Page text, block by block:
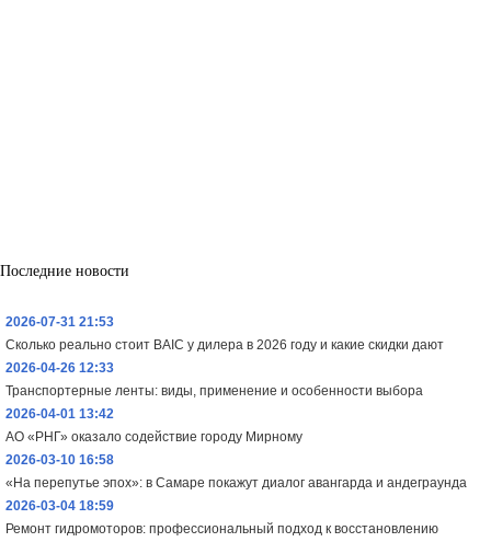
Последние новости
2026-07-31 21:53
Сколько реально стоит BAIC у дилера в 2026 году и какие скидки дают
2026-04-26 12:33
Транспортерные ленты: виды, применение и особенности выбора
2026-04-01 13:42
АО «РНГ» оказало содействие городу Мирному
2026-03-10 16:58
«На перепутье эпох»: в Самаре покажут диалог авангарда и андеграунда
2026-03-04 18:59
Ремонт гидромоторов: профессиональный подход к восстановлению